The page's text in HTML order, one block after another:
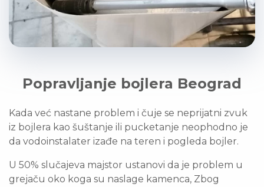
Popravljanje bojlera Beograd
Kada već nastane problem i čuje se neprijatni zvuk
iz bojlera kao šuštanje ili pucketanje neophodno je
da vodoinstalater izađe na teren i pogleda bojler.
U 50% slučajeva majstor ustanovi da je problem u
grejaču oko koga su naslage kamenca, Zbog